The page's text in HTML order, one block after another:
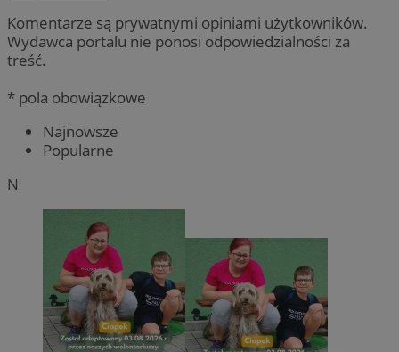
Komentarze są prywatnymi opiniami użytkowników.
Wydawca portalu nie ponosi odpowiedzialności za
treść.
* pola obowiązkowe
Najnowsze
Popularne
N